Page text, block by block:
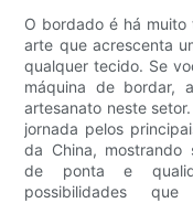
O bordado é há
arte que acrescenta
qualquer tecido. Se
máquina de bordar,
artesanato neste
jornada pelos
da China, mostrando
de ponta e
possibilidades